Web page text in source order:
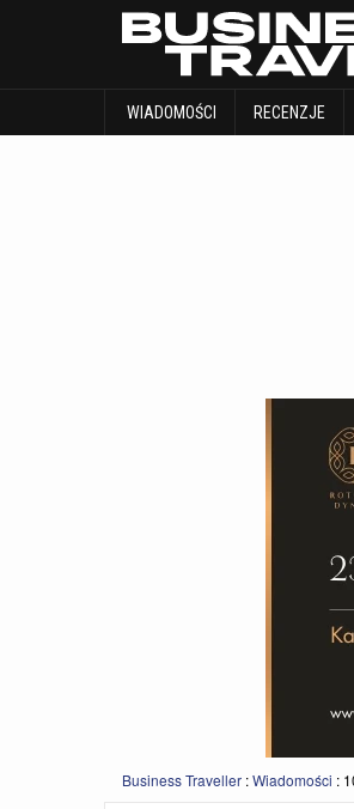
WIADOMOŚCI RECENZJE
WIADOMOŚCI
Business Traveller :Wiadomości :